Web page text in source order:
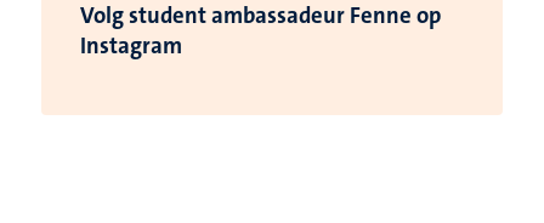
Volg student ambassadeur Fenne op
Instagram